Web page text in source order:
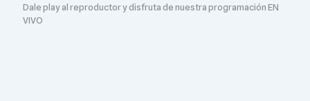
Dale play al reproductor y disfruta de nuestra programación EN
VIVO